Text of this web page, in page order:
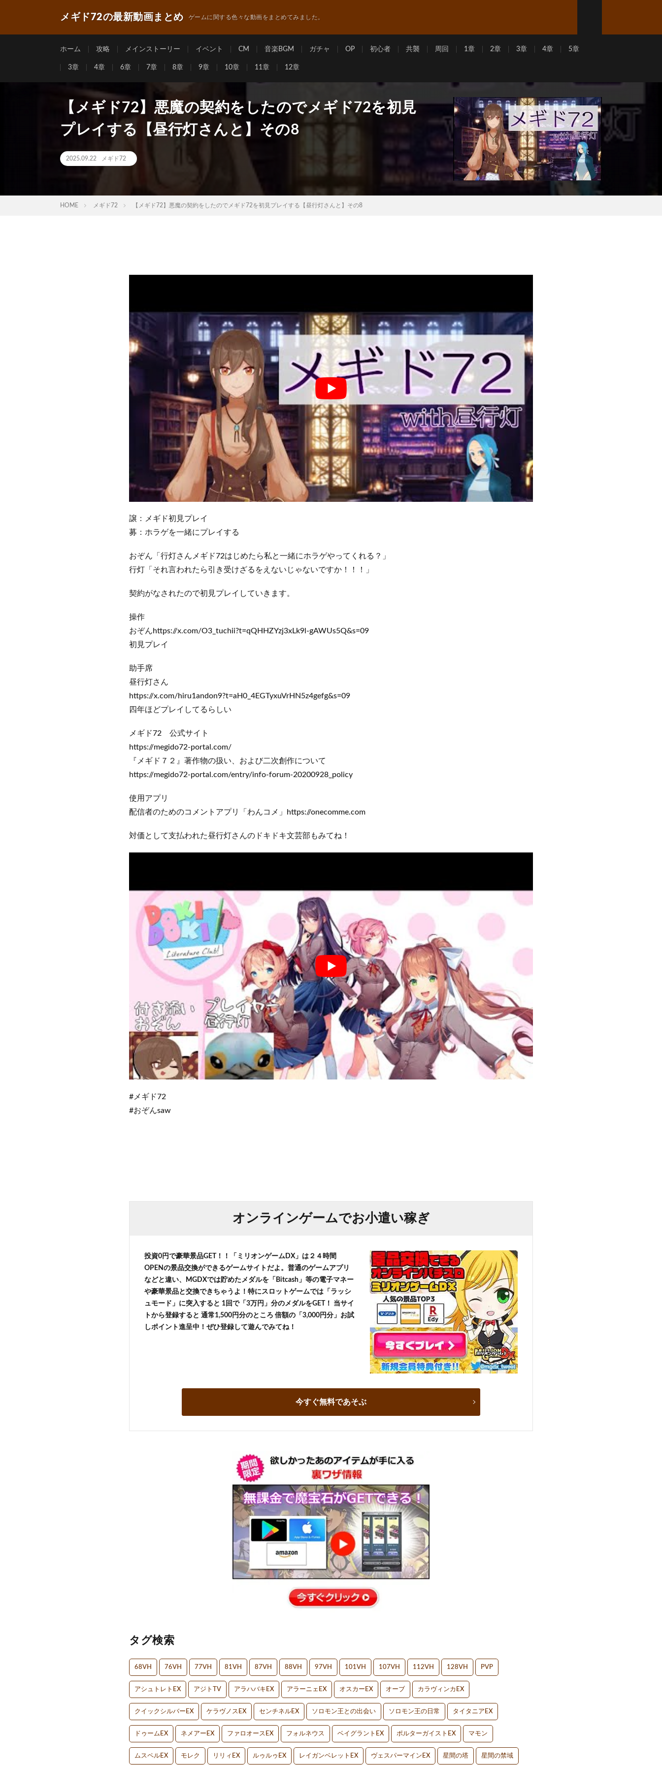
メギド72の最新動画まとめ ゲームに関する色々な動画をまとめてみました。
ホーム 攻略 メインストーリー イベント CM 音楽BGM ガチャ OP 初心者 共襲 周回 1章 2章 3章 4章 5章
3章 4章 6章 7章 8章 9章 10章 11章 12章
【メギド72】悪魔の契約をしたのでメギド72を初見
プレイする【昼行灯さんと】その8
2025.09.22 メギド72
HOME メギド72 【メギド72】悪魔の契約をしたのでメギド72を初見プレイする【昼行灯さんと】その8
譲：メギド初見プレイ
募：ホラゲを一緒にプレイする
おぞん「行灯さんメギド72はじめたら私と一緒にホラゲやってくれる？」
行灯「それ言われたら引き受けざるをえないじゃないですか！！！」
契約がなされたので初見プレイしていきます。
操作
おぞんhttps://x.com/O3_tuchii?t=qQHHZYzj3xLk9l-gAWUs5Q&s=09
初見プレイ
助手席
昼行灯さん
https://x.com/hiru1andon9?t=aH0_4EGTyxuVrHN5z4gefg&s=09
四年ほどプレイしてるらしい
メギド72 公式サイト
https://megido72-portal.com/
『メギド７２』著作物の扱い、および二次創作について
https://megido72-portal.com/entry/info-forum-20200928_policy
使用アプリ
配信者のためのコメントアプリ「わんコメ」https://onecomme.com
対価として支払われた昼行灯さんのドキドキ文芸部もみてね！
#メギド72
#おぞんsaw
オンラインゲームでお小遣い稼ぎ
投資0円で豪華景品GET！！「ミリオンゲームDX」は２４時間
OPENの景品交換ができるゲームサイトだよ。普通のゲームアプリ
などと違い、MGDXでは貯めたメダルを「Bitcash」等の電子マネー
や豪華景品と交換できちゃうよ！特にスロットゲームでは「ラッシ
ュモード」に突入すると 1回で「3万円」分のメダルをGET！ 当サイ
トから登録すると 通常1,500円分のところ 倍額の「3,000円分」お試
しポイント進呈中！ぜひ登録して遊んでみてね！
今すぐ無料であそぶ
タグ検索
68VH 76VH 77VH 81VH 87VH 88VH 97VH 101VH 107VH 112VH 128VH PVP
アシュトレトEX アジトTV アラハバキEX アラーニェEX オスカーEX オーブ カラヴィンカEX
クイックシルバーEX ケラヴノスEX センチネルEX ソロモン王との出会い ソロモン王の日常 タイタニアEX
ドゥームEX ネメアーEX ファロオースEX フォルネウス ベイグラントEX ポルターガイストEX マモン
ムスペルEX モレク リリィEX ルゥルゥEX レイガンベレットEX ヴェスパーマインEX 星間の塔 星間の禁域